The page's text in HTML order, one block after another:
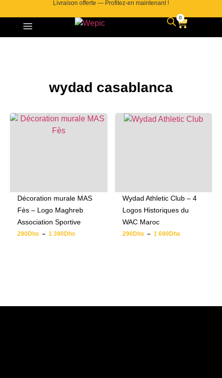
Livraison offerte — Profitez-en maintenant !
0
wydad casablanca
Décoration murale MAS
Fès – Logo Maghreb
Association Sportive
290Dhs – 1 390Dhs
Wydad Athletic Club – 4
Logos Historiques du
WAC Maroc
290Dhs – 1 690Dhs